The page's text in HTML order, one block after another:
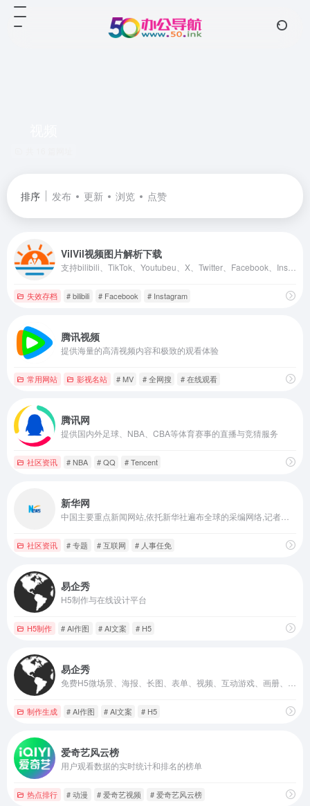
排序 发布 更新 浏览 点赞
VilVil视频图片解析下载
失效存档 # bilibili # Facebook # Instagram
腾讯视频
提供海量的高清视频内容和极致的观看体验
常用网站 影视名站 # MV # 全网搜 # 在线观看
腾讯网
提供国内外足球、NBA、CBA等体育赛事的直播与竞猜服务
社区资讯 # NBA # QQ # Tencent
新华网
社区资讯 # 专题 # 互联网 # 人事任免
易企秀
H5制作与在线设计平台
H5制作 # AI作图 # AI文案 # H5
易企秀
制作生成 # AI作图 # AI文案 # H5
爱奇艺风云榜
用户观看数据的实时统计和排名的榜单
热点排行 # 动漫 # 爱奇艺视频 # 爱奇艺风云榜